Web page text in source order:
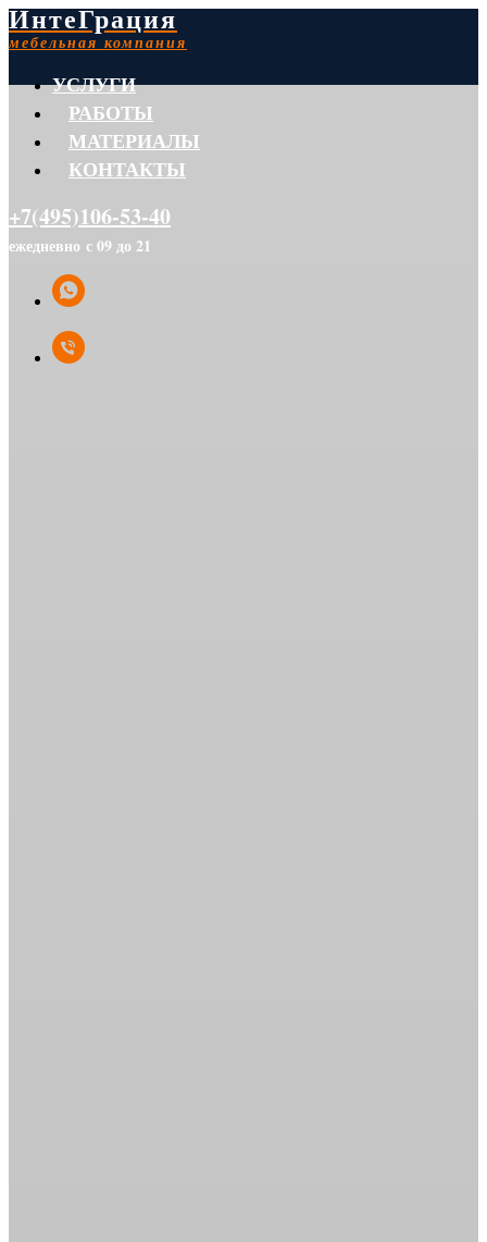
ИнтеГрация
мебельная компания
УСЛУГИ
РАБОТЫ
МАТЕРИАЛЫ
КОНТАКТЫ
+7(495)106-53-40
ежедневно с 09 до 21